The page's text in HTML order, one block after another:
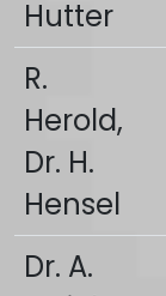
Hutter
R.
Herold,
Dr. H.
Hensel
Dr. A.